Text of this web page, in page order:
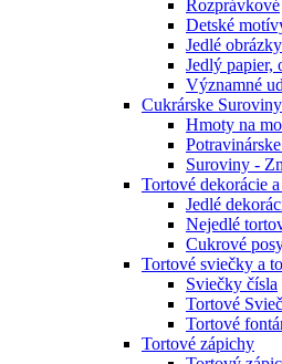
Rozprávkové
Detské
Jedlé
Jedlý papier,
Významné
Cukrárske Suroviny
Hmoty na
Suroviny -
Tortové dekorácie
Jedlé
Nejedlé
Cukrové
Tortové sviečky a
Sviečky čísla
Tortové
Tortové
Tortové zápichy